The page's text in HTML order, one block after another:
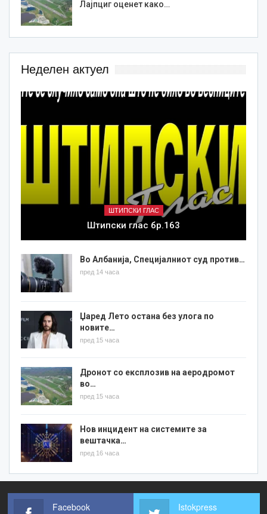
Лајпциг оценет како…
Неделен актуел
ШТИПСКИ ГЛАС
Штипски глас бр.163
Во Албанија, Специјалниот суд против…
пред 14 часа
Џаред Лето остана без улога по
новите…
пред 15 часа
Дронот со експлозив на аеродромот
во…
пред 15 часа
Нов инцидент на системите за
вештачка…
пред 16 часа
Facebook Istokpress